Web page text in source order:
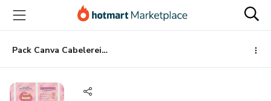
para
conteúdo
principal
para
pagamento
para
rodapé
Pack Canva Cabelereira